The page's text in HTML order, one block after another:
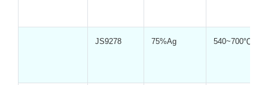
JS9278 75%Ag 540~700℃